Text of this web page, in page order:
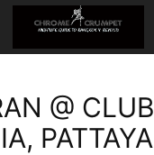
@ CLUB
PATTAYA